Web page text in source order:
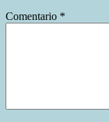
Comentario *